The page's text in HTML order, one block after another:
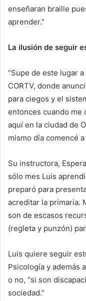
enseñaran braille
aprender.”
La ilusión de seguir
“Supe de este lugar
CORTV, donde
para ciegos y el
entonces cuando me
aquí en la ciudad de
mismo día comencé a
Su instructora,
sólo mes Luis
preparó para
acreditar la primaria.
son de escasos
(regleta y punzón)
Luis quiere seguir
Psicología y además
o no, “si son
sociedad.”